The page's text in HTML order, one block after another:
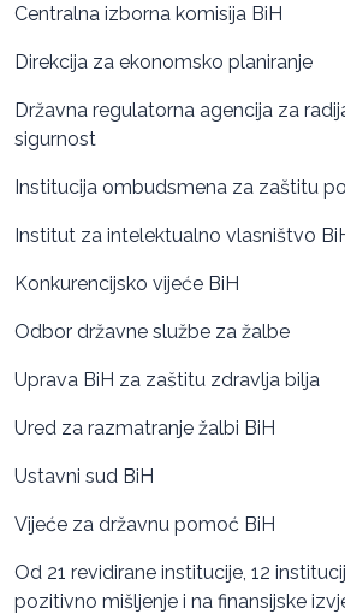
Centralna izborna komisija BiH
Direkcija za ekonomsko planiranje
Državna regulatorna agencija za
sigurnost
Institucija ombudsmena za zaštitu
Institut za intelektualno vlasništvo
Konkurencijsko vijeće BiH
Odbor državne službe za žalbe
Uprava BiH za zaštitu zdravlja bilja
Ured za razmatranje žalbi BiH
Ustavni sud BiH
Vijeće za državnu pomoć BiH
Od 21 revidirane institucije, 12
pozitivno mišljenje i na finansijske